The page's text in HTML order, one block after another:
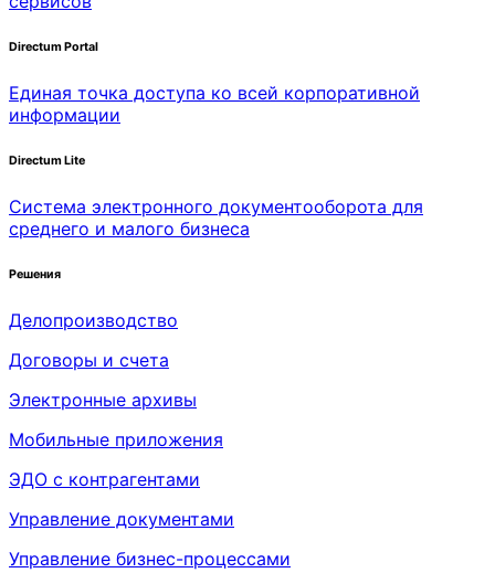
Directum Portal
Единая точка доступа ко всей корпоративной
информации
Directum Lite
Система электронного документооборота для
среднего и малого бизнеса
Решения
Делопроизводство
Договоры и счета
Электронные архивы
Мобильные приложения
ЭДО с контрагентами
Управление документами
Управление бизнес-процессами